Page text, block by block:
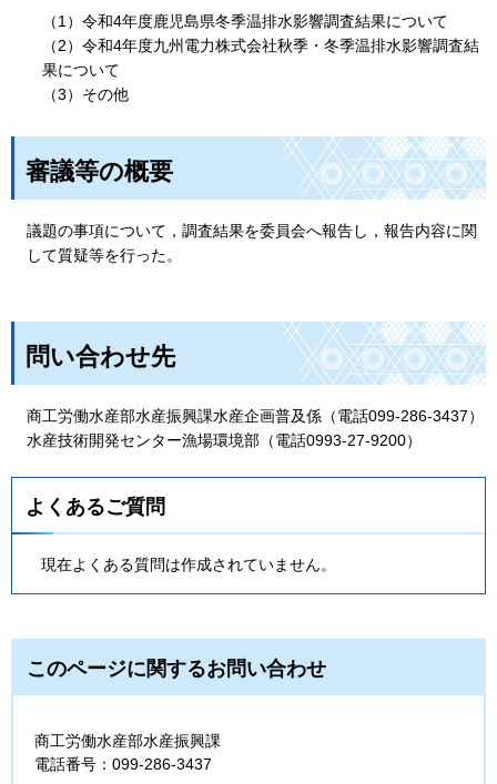
（1）令和4年度鹿児島県冬季温排水影響調査結果について
（2）令和4年度九州電力株式会社秋季・冬季温排水影響調査結
果について
（3）その他
審議等の概要
議題の事項について，調査結果を委員会へ報告し，報告内容に関
して質疑等を行った。
問い合わせ先
商工労働水産部水産振興課水産企画普及係（電話099-286-3437）
水産技術開発センター漁場環境部（電話0993-27-9200）
よくあるご質問
現在よくある質問は作成されていません。
このページに関するお問い合わせ
商工労働水産部水産振興課
電話番号：099-286-3437